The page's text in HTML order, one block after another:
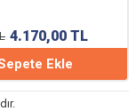
4.170,00 TL
Ekle